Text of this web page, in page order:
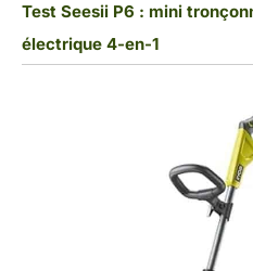
Test Seesii P6 : mini
électrique 4-en-1